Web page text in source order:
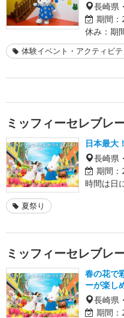
長崎県
期間：
休み：期
体験イベント・アクティビテ
ミッフィーセレブレ
日本最大
長崎県
期間：
時間は日
夏祭り
ミッフィーセレブレ
春の花で
ーが楽し
長崎県
期間：